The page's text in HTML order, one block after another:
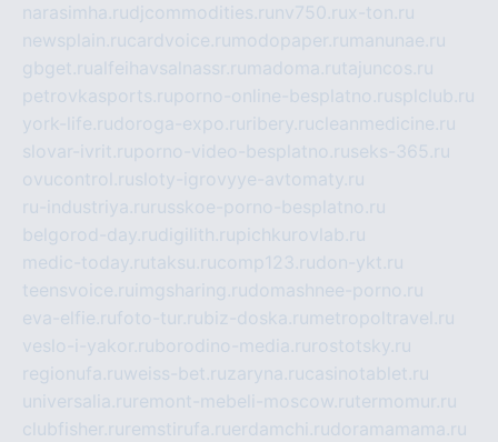
narasimha.rudjcommodities.ru nv750.rux-ton.ru
newsplain.rucardvoice.ru modopaper.ru manunae.ru
gbget.rualfeihavsalnassr.ru madoma.rutajuncos.ru
petrovkasports.ruporno-online-besplatno.rusplclub.ru
york-life.rudoroga-expo.ru ribery.rucleanmedicine.ru
slovar-ivrit.ruporno-video-besplatno.ruseks-365.ru
ovucontrol.rusloty-igrovyye-avtomaty.ru
ru-industriya.ru russkoe-porno-besplatno.ru
belgorod-day.rudigilith.rupichkurovlab.ru
medic-today.rutaksu.rucomp123.rudon-ykt.ru
teensvoice.ru imgsharing.rudomashnee-porno.ru
eva-elfie.rufoto-tur.rubiz-doska.ru metropoltravel.ru
veslo-i-yakor.ruborodino-media.ru rostotsky.ru
regionufa.ruweiss-bet.ruzaryna.rucasinotablet.ru
universalia.ru remont-mebeli-moscow.rutermomur.ru
clubfisher.ru remstirufa.ruerdamchi.rudoramamama.ru